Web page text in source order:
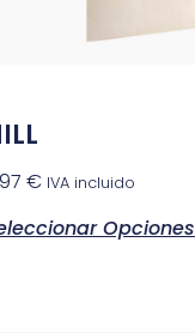
€ IVA incluido
Opciones